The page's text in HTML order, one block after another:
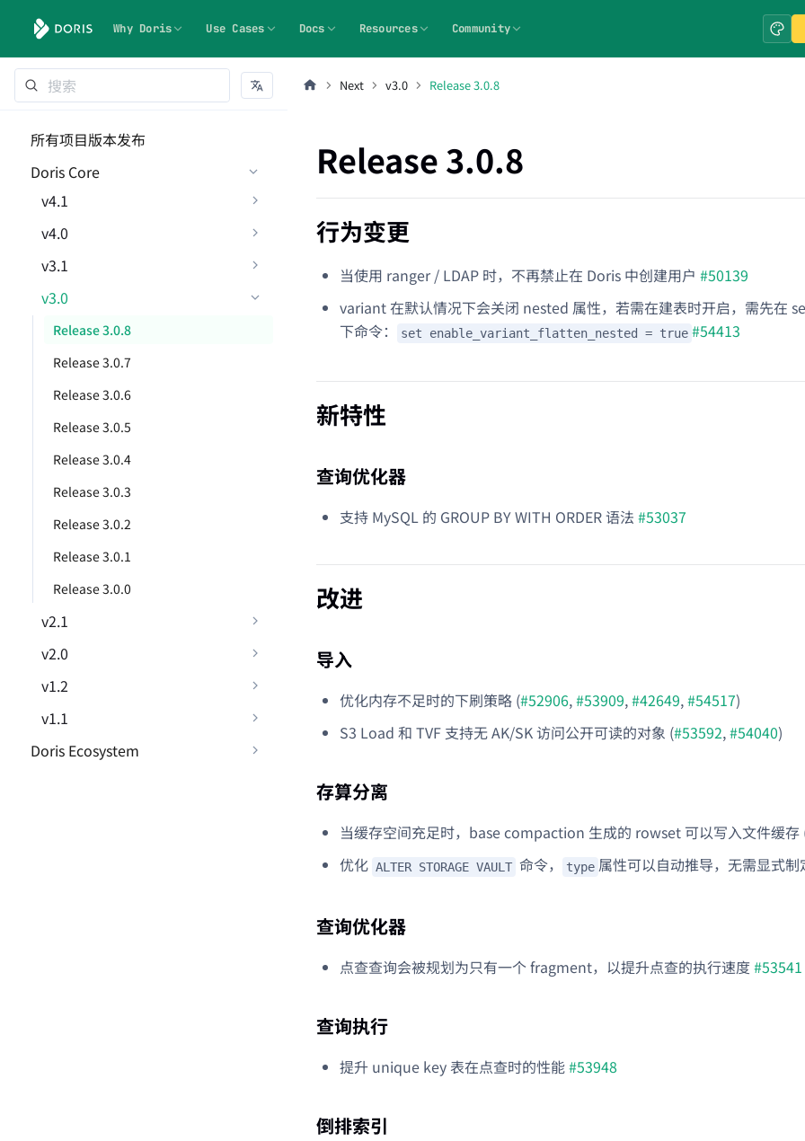
Why Doris Use Cases Docs Resources Community
所有项目版本发布
Doris Core
v4.1
v4.0
v3.1
v3.0
Release 3.0.8
Release 3.0.7
Release 3.0.6
Release 3.0.5
Release 3.0.4
Release 3.0.3
Release 3.0.2
Release 3.0.1
Release 3.0.0
v2.1
v2.0
v1.2
v1.1
Doris Ecosystem
Next v3.0 Release 3.0.8
Release 3.0.8
行为变更
当使用 ranger / LDAP 时，不再禁止在 Doris 中创建用户 #50139
variant 在默认情况下会关闭 nested 属性，若需在建表时开启，需先在
下命令：
set enable_variant_flatten_nested = true #54413
新特性
查询优化器
支持 MySQL 的 GROUP BY WITH ORDER 语法 #53037
改进
导入
优化内存不足时的下刷策略 (#52906,#53909,#42649,#54517)
S3 Load 和 TVF 支持无 AK/SK 访问公开可读的对象 (#53592,#54040)
存算分离
当缓存空间充足时，base compaction 生成的 rowset 可以写入文件缓存
优化 ALTER STORAGE VAULT 命令， type 属性可以自动推导，无需显式制
查询优化器
点查查询会被规划为只有一个 fragment，以提升点查的执行速度#53541
查询执行
提升 unique key 表在点查时的性能#53948
倒排索引